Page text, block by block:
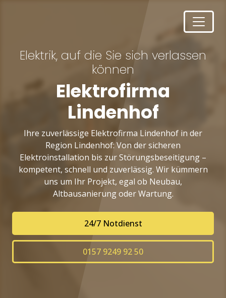
Elektrik, auf die Sie sich verlassen
können
Elektrofirma
Lindenhof
Ihre zuverlässige Elektrofirma Lindenhof in der
Region Lindenhof: Von der sicheren
Elektroinstallation bis zur Störungsbeseitigung –
kompetent, schnell und zuverlässig. Wir kümmern
uns um Ihr Projekt, egal ob Neubau,
Altbausanierung oder Wartung.
24/7 Notdienst
0157 9249 92 50